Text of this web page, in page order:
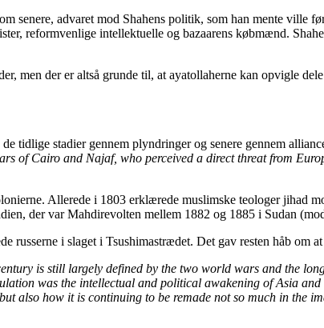
senere, advaret mod Shahens politik, som han mente ville
reformvenlige intellektuelle og bazaarens købmænd.
men der er altså grunde til, at ayatollaherne kan opvigle
tidlige stadier gennem plyndringer og senere gennem
of Cairo and Najaf, who perceived a direct threat from
Allerede i 1803 erklærede muslimske teologer jihad
der var Mahdirevolten mellem 1882 og 1885 i Sudan
russerne i slaget i Tsushimastrædet. Det gav resten håb om
is still largely defined by the two world wars and the
was the intellectual and political awakening of Asia
also how it is continuing to be remade not so much in the